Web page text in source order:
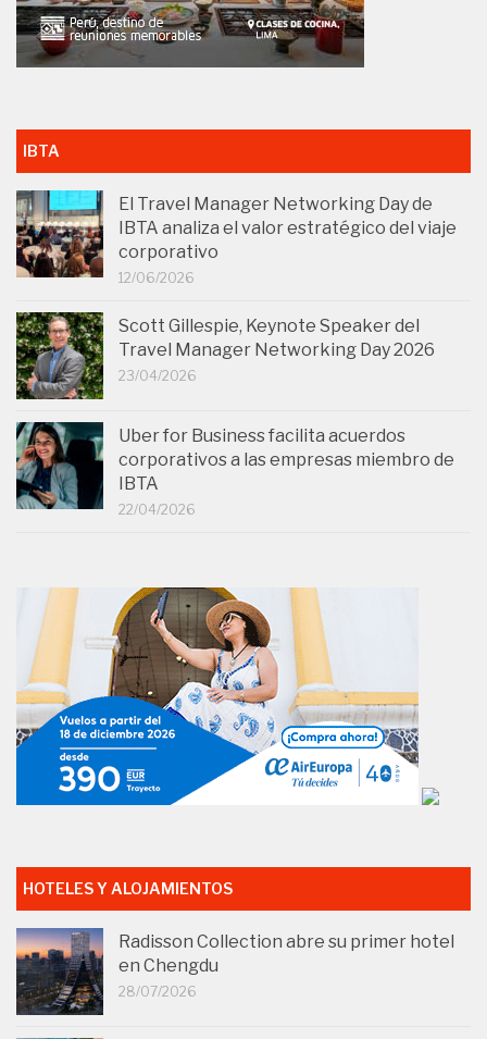
IBTA
El Travel Manager Networking Day de
IBTA analiza el valor estratégico del viaje
corporativo
12/06/2026
Scott Gillespie, Keynote Speaker del
Travel Manager Networking Day 2026
23/04/2026
Uber for Business facilita acuerdos
corporativos a las empresas miembro de
IBTA
22/04/2026
HOTELES Y ALOJAMIENTOS
Radisson Collection abre su primer hotel
en Chengdu
28/07/2026